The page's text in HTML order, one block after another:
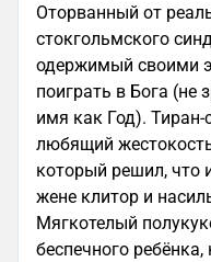
Оторванный от
стокгольмского
одержимый своими
поиграть в Бога (не
имя как Год). Тиран-
любящий
который решил, что
жене клитор и
Мягкотелый
беспечного